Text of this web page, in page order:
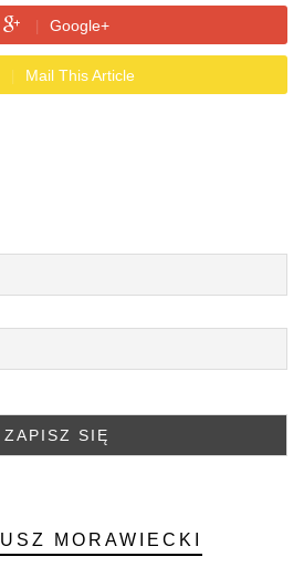
Google+
Mail This Article
MORAWIECKI